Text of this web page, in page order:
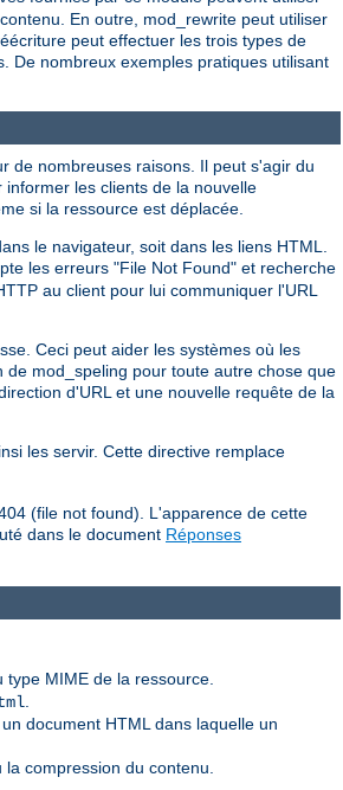
En outre, mod_rewrite peut utiliser
peut effectuer les trois types de
De nombreux exemples pratiques utilisant
de nombreuses raisons. Il peut s'agir du
les clients de la nouvelle
si la ressource est déplacée.
le navigateur, soit dans les liens HTML.
les erreurs "File Not Found" et recherche
au client pour lui communiquer l'URL
Ceci peut aider les systèmes où les
mod_speling pour toute autre chose que
d'URL et une nouvelle requête de la
les servir. Cette directive remplace
(file not found). L'apparence de cette
dans le document Réponses
MIME de la ressource.
document HTML dans laquelle un
compression du contenu.